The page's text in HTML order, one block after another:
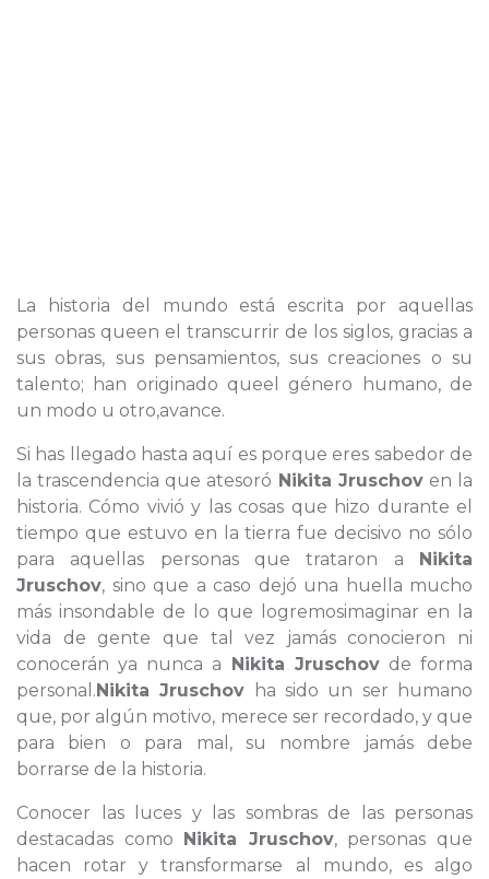
La historia del mundo está escrita por aquellas
personas queen el transcurrir de los siglos, gracias a
sus obras, sus pensamientos, sus creaciones o su
talento; han originado queel género humano, de
un modo u otro,avance.
Si has llegado hasta aquí es porque eres sabedor de
la trascendencia que atesoró Nikita Jruschoven la
historia. Cómo vivió y las cosas que hizo durante el
tiempo que estuvo en la tierra fue decisivo no sólo
para aquellas personas que trataron a Nikita
Jruschov, sino que a caso dejó una huella mucho
más insondable de lo que logremosimaginar en la
vida de gente que tal vez jamás conocieron ni
conocerán ya nunca a Nikita Jruschovde forma
personal.Nikita Jruschov ha sido un ser humano
que, por algún motivo, merece ser recordado, y que
para bien o para mal, su nombre jamás debe
borrarse de la historia.
Conocer las luces y las sombras de las personas
destacadas como Nikita Jruschov, personas que
hacen rotar y transformarse al mundo, es algo